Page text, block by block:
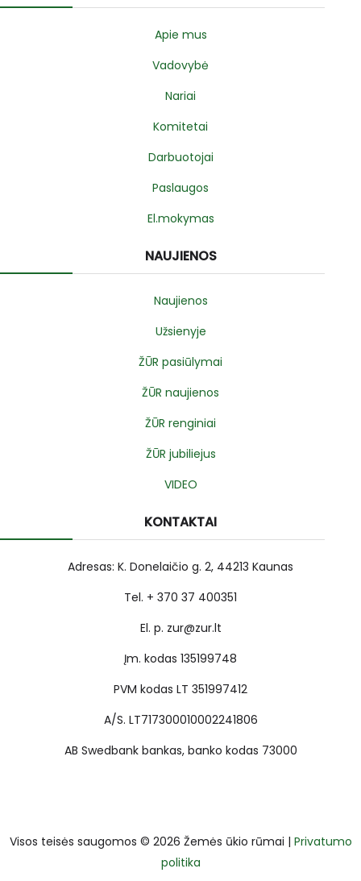
Apie mus
Vadovybė
Nariai
Komitetai
Darbuotojai
Paslaugos
El.mokymas
NAUJIENOS
Naujienos
Užsienyje
ŽŪR pasiūlymai
ŽŪR naujienos
ŽŪR renginiai
ŽŪR jubiliejus
VIDEO
KONTAKTAI
Adresas: K. Donelaičio g. 2, 44213 Kaunas
Tel. + 370 37 400351
El. p. zur@zur.lt
Įm. kodas 135199748
PVM kodas LT 351997412
A/S. LT717300010002241806
AB Swedbank bankas, banko kodas 73000
Visos teisės saugomos © 2026 Žemės ūkio rūmai | Privatumo
politika